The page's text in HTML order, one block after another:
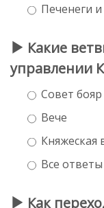
Печенеги
Какие
управлении
Совет бояр
Вече
Княжеская
Все
Как